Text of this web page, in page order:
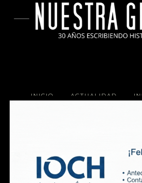
INICIO ACTUALIDAD
Copyright 2025 Nuestra